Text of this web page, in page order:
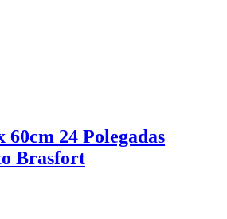
60cm 24 Polegadas
Brasfort